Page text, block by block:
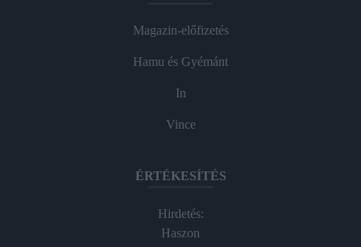
Magazin-előfizetés
Hamu és Gyémánt
In
Vince
ÉRTÉKESÍTÉS
Hirdetés:
Haszon